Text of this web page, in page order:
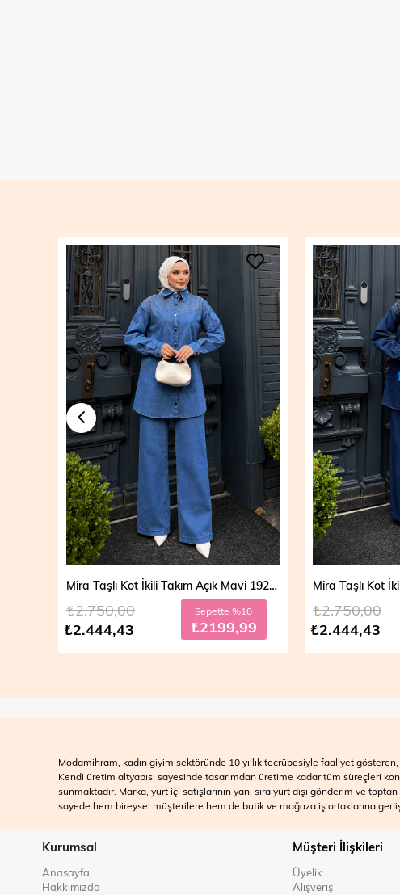
Mira Taşlı Kot İkili Takım Koyu Mavi 19286
₺2.444,43
₺2.750,00 Sepette %10
₺2199,99 ₺2.499,99
₺2.700,00
Modamihram, kadın giyim sektöründe 10 yıllık tecrübesiyle faaliyet
Kendi üretim altyapısı sayesinde tasarımdan üretime kadar tüm süreçleri
sunmaktadır. Marka, yurt içi satışlarının yanı sıra yurt dışı gönderim ve
sayede hem bireysel müşterilere hem de butik ve mağaza iş ortaklarına
Kurumsal
Anasayfa
Hakkımızda
Müşteri İlişkileri
Üyelik
Alışveriş